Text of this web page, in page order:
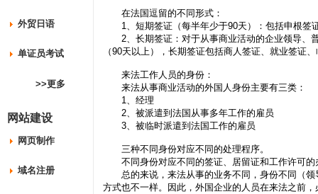
外贸日语
单证员考试
>>更多
网站建设
网页制作
域名注册
在法国逗留的不同形式：
1、短期签证（每半年少于90天）：包括申根签
2、长期签证：对于从事商业活动的企业领导、
（90天以上），长期签证包括商人签证、就业签证
来法工作人员的身份：
来法从事商业活动的外国人身份主要有三类：
1、经理
2、被派遣到法国从事多年工作的雇员
3、被临时派遣到法国工作的雇员
三种不同身份对应不同的处理程序。
不同身份对应不同的签证、居留证和工作许可的
总的来说，来法从事的业务不同，身份不同（领
方式也不一样。因此，外国企业的人员在来法之前